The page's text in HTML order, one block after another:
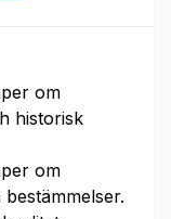
om
historisk
om